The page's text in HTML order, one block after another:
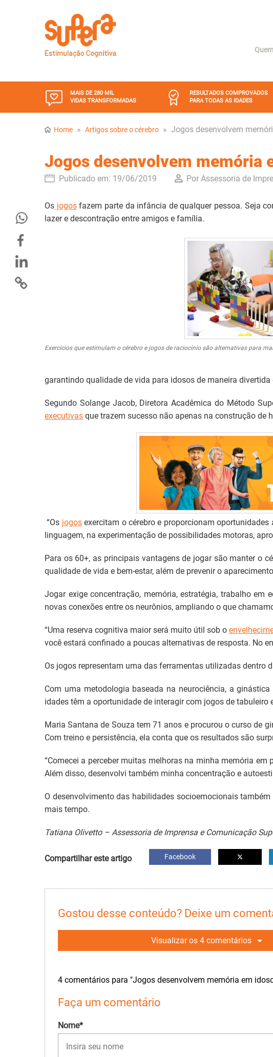
MAIS DE 280 MIL
VIDAS TRANSFORMADAS
RESULTADOS COMPROVADOS
PARA TODAS AS IDADES
Home » Artigos sobre o cérebro » Jogos desenvolvem
Jogos desenvolvem memória
Publicado em: 19/06/2019 Por Assessoria de
Os jogosfazem parte da infância de qualquer pessoa. Seja
lazer e descontração entre amigos e família.
Exercícios que estimulam o cérebro e jogos de raciocínio são alternativas para
garantindo qualidade de vida para idosos de maneira divertida
Segundo Solange Jacob, Diretora Acadêmica do Método
executivas que trazem sucesso não apenas na construção
“Os jogosexercitam o cérebro e proporcionam oportunidades
linguagem, na experimentação de possibilidades motoras,
Para os 60+, as principais vantagens de jogar são manter o
qualidade de vida e bem-estar, além de prevenir o
Jogar exige concentração, memória, estratégia, trabalho
novas conexões entre os neurônios, ampliando o que
“Uma reserva cognitiva maior será muito útil sob o
você estará confinado a poucas alternativas de resposta. No
Os jogos representam uma das ferramentas utilizadas dentro
Com uma metodologia baseada na neurociência, a
idades têm a oportunidade de interagir com jogos de
Maria Santana de Souza tem 71 anos e procurou o curso de
Com treino e persistência, ela conta que os resultados são
“Comecei a perceber muitas melhoras na minha memória
Além disso, desenvolvi também minha concentração e
O desenvolvimento das habilidades socioemocionais
mais tempo.
Tatiana Olivetto – Assessoria de Imprensa e Comunicação
Compartilhar este artigo Facebook
Gostou desse conteúdo? Deixe um
Visualizar os 4 comentários
4 comentários para "Jogos desenvolvem memória em
Faça um comentário
Nome*